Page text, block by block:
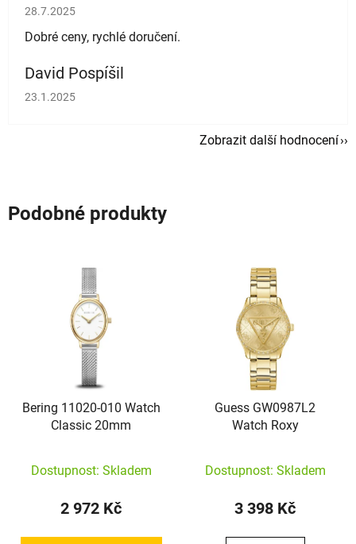
Hodnocení obchodu je 5 z 5 hvězdiček.
28.7.2025
Dobré ceny, rychlé doručení.
David Pospíšil
Hodnocení obchodu je 5 z 5 hvězdiček.
23.1.2025
Zobrazit další hodnocení
Podobné produkty
Bering 11020-010 Watch
Classic 20mm
Dostupnost: Skladem
2 972 Kč
Guess GW0987L2
Watch Roxy
Dostupnost: Skladem
3 398 Kč